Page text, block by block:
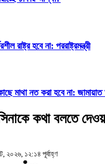
রাষ্ট্র হবে না: পররাষ্ট্রমন্ত্রী
মাথা নত করা হবে না:
কথা বলতে
২০২৬, ১২:১৪ পূর্বাহ্ণ